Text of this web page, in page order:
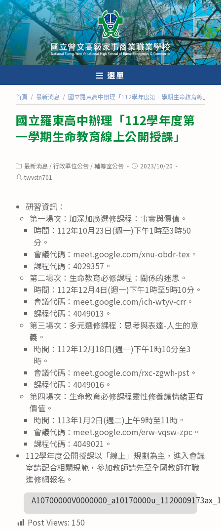
跳
轉
至
主
要
內
選單
首頁 / 最新消息 / 國立羅東高中辦理「112學年度第一學期生命教育線上公
國立羅東高中辦理「112學年度第
一學期生命教育線上公開授課」
Post
category:
最新消息 /行政單位公告 /輔導室公告
Post2023/10/20
Posttwvstn701
研習資訊：
第一場次：加深加廣選修課程：事實與價值。
時間：112年10月23日(週一)下午1時至3時50
分。
會議代碼：meet.google.com/xnu-obdr-tex。
課程代碼：4029357。
第二場次：生命教育必修課程：關係的迷思。
時間：112年12月4日(週一)下午1時至5時10分。
會議代碼：meet.google.com/ich-wtyv-crr。
課程代碼：4049013。
第三場次：多元選修課程：思考與表達-人生的意
義。
時間：112年12月18日(週一)下午1時10分至3
時。
會議代碼：meet.google.com/rxc-zgwh-pst。
課程代碼：4049016。
第四場次：生命教育必修課程靈性修養讓情緒更有
價值。
時間：113年1月2日(週二)上午9時至11時。
會議代碼：meet.google.com/erw-vqsw-zpc。
課程代碼：4049021。
112學年度公開授課以「線上」規劃為主，進入會議
室請配合相關規範，參加教師請先至全國教師在職
進修網報名。
A10700000V0000000_a10170000u_1120009173ax_1
Post Views: 150